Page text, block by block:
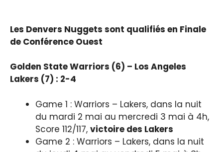
Les Denvers Nuggets sont qualifiés en Finale
de Conférence Ouest
Golden State Warriors (6) – Los Angeles
Lakers (7) : 2-4
Game 1 : Warriors – Lakers, dans la nuit
du mardi 2 mai au mercredi 3 mai à 4h,
Score 112/117, victoire des Lakers
Game 2 : Warriors – Lakers, dans la nuit